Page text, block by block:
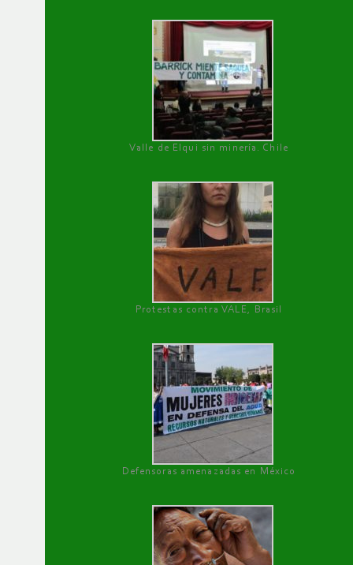
Valle de Elqui sin minería. Chile
Protestas contra VALE, Brasil
Defensoras amenazadas en México